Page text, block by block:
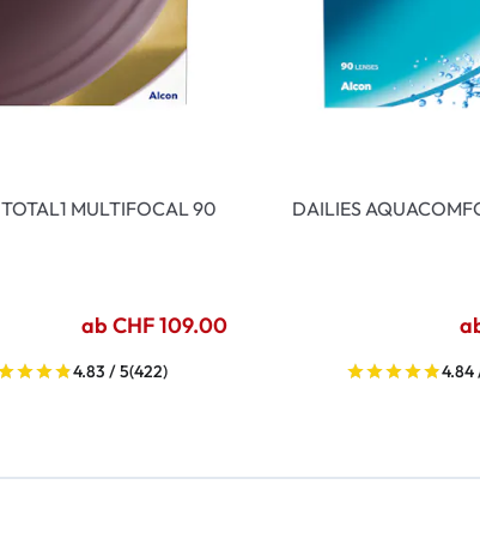
MULTIFOCAL 90
ab CHF 109.00
4.83 / 5(422)
DAILIES
4.84